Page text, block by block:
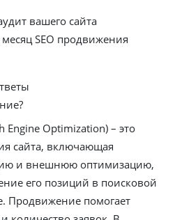
вашего сайта
месяц SEO продвижения
Engine Optimization) – это
сайта, включающая
и внешнюю оптимизацию,
его позиций в поисковой
Продвижение помогает